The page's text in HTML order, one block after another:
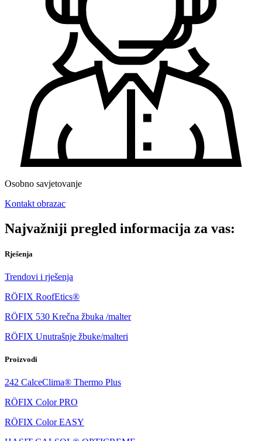
Osobno savjetovanje
Kontakt obrazac
Najvažniji pregled informacija za vas:
Rješenja
Trendovi i rješenja
RÖFIX RoofEtics®
RÖFIX 530 Krečna žbuka /malter
RÖFIX Unutrašnje žbuke/malteri
Proizvodi
242 CalceClima® Thermo Plus
RÖFIX Color PRO
RÖFIX Color EASY